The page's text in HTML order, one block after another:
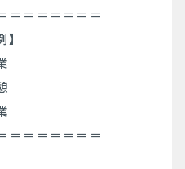
＝＝＝＝＝＝＝
＝＝＝＝＝＝＝